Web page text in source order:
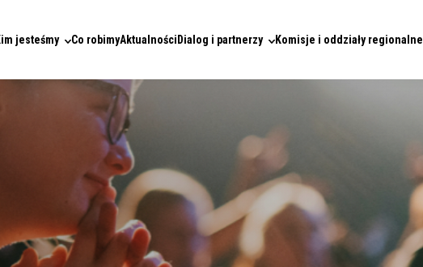
jesteśmy Co robimyAktualnościDialog i partnerzy Komisje i oddziały regionalne